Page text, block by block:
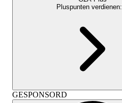
Pluspunten verdienen:
GESPONSORD